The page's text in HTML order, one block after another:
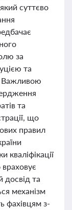
суттєво
за
та
Важливою
та
що
правил
кваліфікації
досвід та
механізм
фахівцям з-